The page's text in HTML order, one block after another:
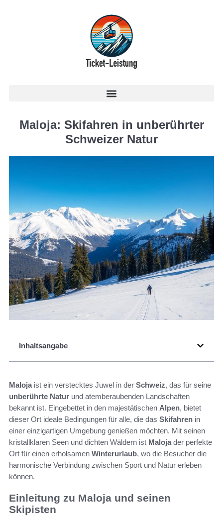
Maloja: Skifahren in unberührter
Schweizer Natur
Inhaltsangabe
Malojaist ein verstecktes Juwel in der Schweiz, das für seine
unberührte Natur und atemberaubenden Landschaften
bekannt ist. Eingebettet in den majestätischen Alpen, bietet
dieser Ort ideale Bedingungen für alle, die das Skifahren in
einer einzigartigen Umgebung genießen möchten. Mit seinen
kristallklaren Seen und dichten Wäldern ist Malojader perfekte
Ort für einen erholsamen Winterurlaub, wo die Besucher die
harmonische Verbindung zwischen Sport und Natur erleben
können.
Einleitung zu Maloja und seinen
Skipisten